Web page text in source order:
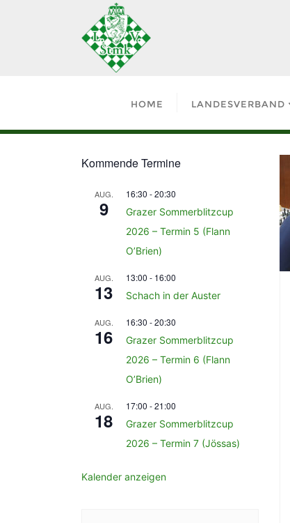
HOME LANDESVERBAND
Kommende Termine
AUG.
9
16:30 -20:30
Grazer Sommerblitzcup
2026 – Termin 5 (Flann
O’Brien)
AUG.
13
13:00 - 16:00
Schach in der Auster
AUG.
16
16:30 -20:30
Grazer Sommerblitzcup
2026 – Termin 6 (Flann
O’Brien)
AUG.
18
17:00 -21:00
Grazer Sommerblitzcup
2026 – Termin 7 (Jössas)
Kalender anzeigen